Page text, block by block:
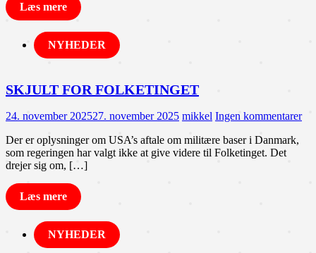
Læs mere
NYHEDER
SKJULT FOR FOLKETINGET
24. november 202527. november 2025 mikkel Ingen kommentarer
Der er oplysninger om USA’s aftale om militære baser i Danmark,
som regeringen har valgt ikke at give videre til Folketinget. Det
drejer sig om, […]
Læs mere
NYHEDER